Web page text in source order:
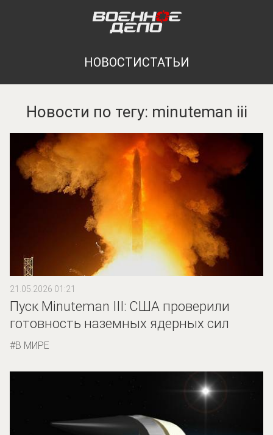
НОВОСТИСТАТЬИ
Новости по тегу: minuteman iii
21.05.2026 01:21
Пуск Minuteman III: США проверили
готовность наземных ядерных сил
В МИРЕ